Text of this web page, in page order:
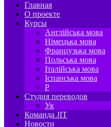
Главная
О проекте
Курсы
Англійська мова
Німецька мова
Французька мова
Польська мова
Італійська мова
Іспанська мова
P
Студия переводов
Ук
Команда JIT
Новости